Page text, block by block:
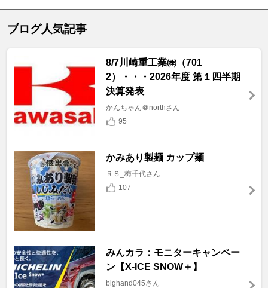
ブログ人気記事
8/7川崎重工業㈱（701
2）・・・2026年度 第１四半期
決算発表
かんちゃん＠northさん
95
かみあり製麺 カップ麺
ＲＳ_梅千代さん
107
みんカラ：モニターキャンペー
ン【X-ICE SNOW＋】
bighand045さん